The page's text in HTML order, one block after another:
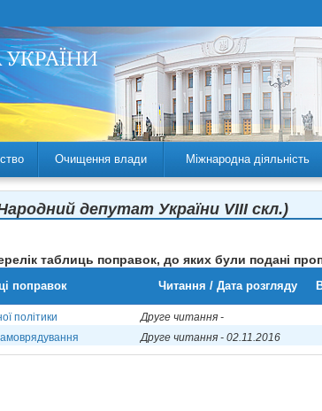
Очищення влади Міжнародна діяльність
депутат України VIII скл.)
таблиць поправок, до яких були подані
поправок Читання / Дата розгляду
політики Друге читання -
Друге читання - 02.11.2016